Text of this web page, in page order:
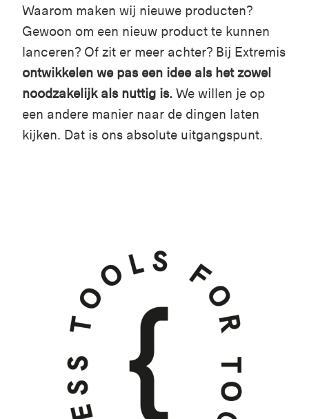
Waarom maken wij nieuwe producten?
Gewoon om een nieuw product te kunnen
lanceren? Of zit er meer achter? Bij Extremis
ontwikkelen we pas een idee als het zowel
noodzakelijk als nuttig is. We willen je op
een andere manier naar de dingen laten
kijken. Dat is ons absolute uitgangspunt.